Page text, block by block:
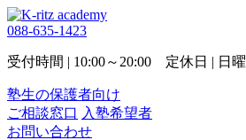
088-635-1423
受付時間 | 10:00～20:00 定休日 | 日曜
塾生の保護者向け
ご相談窓口 入塾希望者
お問い合わせ